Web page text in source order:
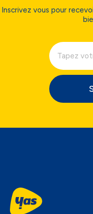
Inscrivez vous pour